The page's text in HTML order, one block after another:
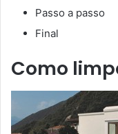
Passo a passo
Final
Como